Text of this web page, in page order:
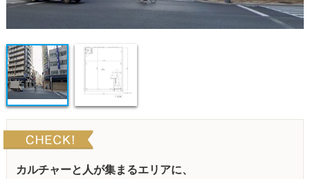
カルチャーと人が集まるエリアに、